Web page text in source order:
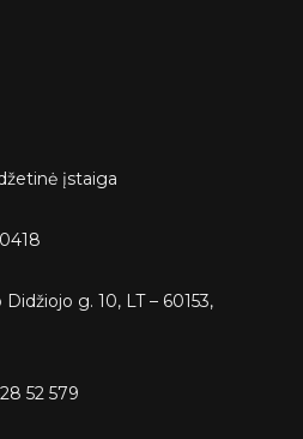
įstaiga
g. 10, LT – 60153,
52 579